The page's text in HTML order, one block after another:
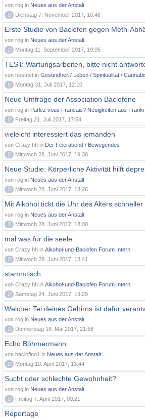
von rog in Neues aus der Anstalt
0
Dienstag 7. November 2017, 10:48
Erste Studie von Baclofen gegen Meth-
von rog in Neues aus der Anstalt
0
Montag 11. September 2017, 19:05
TEST: Wartungsarbeiten, bitte nicht
von hostnet in Gesundheit / Leben / Spiritualität /
0
Montag 31. Juli 2017, 12:10
Neue Umfrage der Association Baclofène
von rog in Parlez vous Francais? Neuigkeiten aus
0
Freitag 21. Juli 2017, 17:54
vieleicht interessiert das jemanden
von Crazy hh in Der Feierabend / Bewegendes
0
Mittwoch 28. Juni 2017, 19:38
Neue Studie: Körperliche Aktivität hilft
von rog in Neues aus der Anstalt
0
Mittwoch 28. Juni 2017, 18:26
Mit Alkohol tickt die Uhr des Alters schneller
von rog in Neues aus der Anstalt
0
Mittwoch 28. Juni 2017, 18:00
mal was für die seele
von Crazy hh in Alkohol-und-Baclofen Forum Intern
0
Mittwoch 28. Juni 2017, 13:41
stammtisch
von Crazy hh in Alkohol-und-Baclofen Forum Intern
0
Samstag 24. Juni 2017, 19:29
Welcher Tei deines Gehirns ist dafür
von rog in Neues aus der Anstalt
0
Donnerstag 18. Mai 2017, 21:58
Echo Böhmermann
von baclofino1 in Neues aus der Anstalt
0
Montag 10. April 2017, 13:44
Sucht oder schlechte Gewohnheit?
von rog in Neues aus der Anstalt
0
Freitag 7. April 2017, 00:21
Reportage